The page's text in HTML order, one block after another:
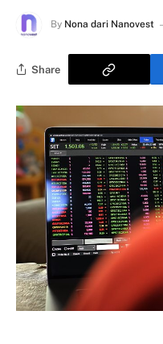
By Nona dari Nanovest
Share